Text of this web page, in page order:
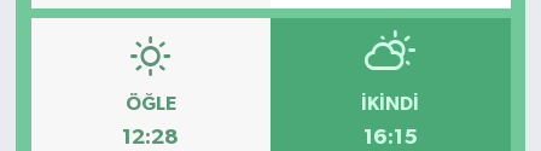
ÖĞLE
12:28
İKINDI
16:15